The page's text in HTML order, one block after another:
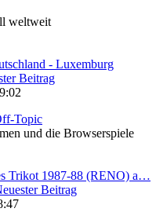
weltweit
- Luxemburg
Beitrag
Topic
und die Browserspiele
Trikot 1987-88 (RENO) a…
Beitrag